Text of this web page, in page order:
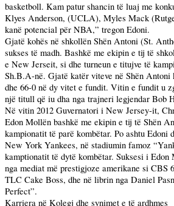
basketboll. Kam patur shancin të luaj me
Klyes Anderson, (UCLA), Myles Mack (
kanë potencial për NBA,” tregon Edoni.
Gjatë kohës në shkollën Shën Antoni (St.
sukses të madh. Bashkë me ekipin e tij të
e New Jerseit, si dhe turneun e titujve të
Sh.B.A-në. Gjatë katër viteve në Shën Antoni
dhe 66-0 në dy vitet e fundit. Vitin e fundit u
një titull që iu dha nga trajneri legjendar Bob
Në vitin 2012 Guvernatori i New Jersey-it,
Edon Mollën bashkë me ekipin e tij të Shën
kampionatit të parë kombëtar. Po ashtu Edoni
New York Yankees, në stadiumin famoz
kamptionatit të dytë kombëtar. Suksesi i Edon
nga mediat më prestigjoze amerikane si CBS
TLC Cake Boss, dhe në librin nga Daniel
Perfect”.
Karriera në Kolegj dhe synimet e të ardhmes